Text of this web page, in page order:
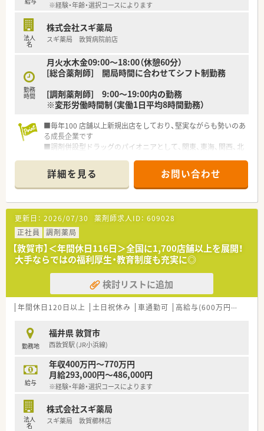
※経験・年齢・選択コースによります
法人
名
株式会社スギ薬局
スギ薬局 敦賀病院前店
勤務
時間
月火水木金09:00～18:00（休憩60分）
[総合薬剤師] 開局時間に合わせてシフト制勤務
[調剤薬剤師] 9:00～19:00内の勤務
※変形労働時間制（実働1日平均8時間勤務）
■毎年100 店舗以上新規出店をしており、堅実ながらも勢いのあ
る成長企業です
■調剤併設型ドラッグのパイオニアとして、関東、東海、関西、北
■研修制度は様々なプランがあり、集合研修だけでなく任意で受
講可能な研修も幅広く用意されています
■店舗で活躍する従業員、社外で活躍する従業員、将来経営幹部
となる従業員など、薬剤師として様々な活躍ができるフィールド
を用意されています
■総合薬剤師・調剤薬剤師（土日休み・19時までの勤務）どちらか
の働き方を選択できます
■調剤併設型だけでなく「医療モール・クリニック併設店舗」「敷
地内薬局」「訪問調剤特化型店舗」など様々な店舗を運営してい
ます
■在宅医療にも積極的取り組んでおり「訪問調剤特化型店舗」を
50店舗以上、無菌調剤室は業界最多の51店舗設置しています
■「プラチナくるみん認定企業」「健康経営優良法人2023（大規模
法人部門）認定」等を取得し一人ひとりが働きやすい環境が整備
■充実した研修制度、人事制度、評価制度、キャリア支援制度等
があるのも特徴です
詳細を見る お問い合わせ
更新日： 2026/07/30 薬剤師求人ID： 609028
正社員
調剤薬局
【敦賀市】＜年間休日116日＞全国に1,700店舗以上を展開！
大手ならではの福利厚生・教育制度も充実に◎
検討リストに追加
年間休日120日以上 土日祝休み 車通勤可 高給与(600万円以上)
勤務地
福井県 敦賀市
西敦賀駅 (JR小浜線)
給与
年収400万円～770万円
月給293,000円～486,000円
※経験・年齢・選択コースによります
法人
名
株式会社スギ薬局
スギ薬局 敦賀櫛林店